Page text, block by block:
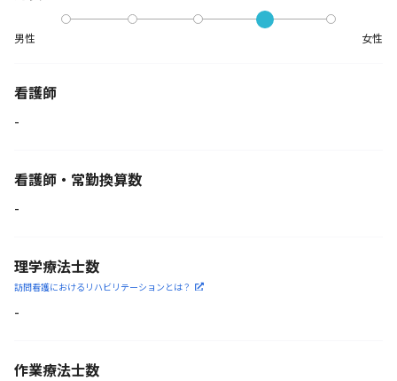
男性 女性
看護師
-
看護師・常勤換算数
-
理学療法士数
訪問看護におけるリハビリ テーションとは？
-
作業療法士数